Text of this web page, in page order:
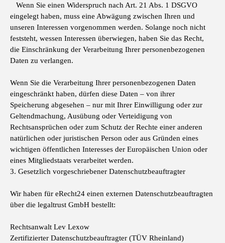
Wenn Sie einen Widerspruch nach Art. 21 Abs. 1 DSGVO
eingelegt haben, muss eine Abwägung zwischen Ihren und
unseren Interessen vorgenommen werden. Solange noch nicht
feststeht, wessen Interessen überwiegen, haben Sie das Recht,
die Einschränkung der Verarbeitung Ihrer personenbezogenen
Daten zu verlangen.
Wenn Sie die Verarbeitung Ihrer personenbezogenen Daten
eingeschränkt haben, dürfen diese Daten – von ihrer
Speicherung abgesehen – nur mit Ihrer Einwilligung oder zur
Geltendmachung, Ausübung oder Verteidigung von
Rechtsansprüchen oder zum Schutz der Rechte einer anderen
natürlichen oder juristischen Person oder aus Gründen eines
wichtigen öffentlichen Interesses der Europäischen Union oder
eines Mitgliedstaats verarbeitet werden.
3. Gesetzlich vorgeschriebener Datenschutzbeauftragter
Wir haben für eRecht24 einen externen Datenschutzbeauftragten
über die legaltrust GmbH bestellt:
Rechtsanwalt Lev Lexow
Zertifizierter Datenschutzbeauftragter (TÜV Rheinland)